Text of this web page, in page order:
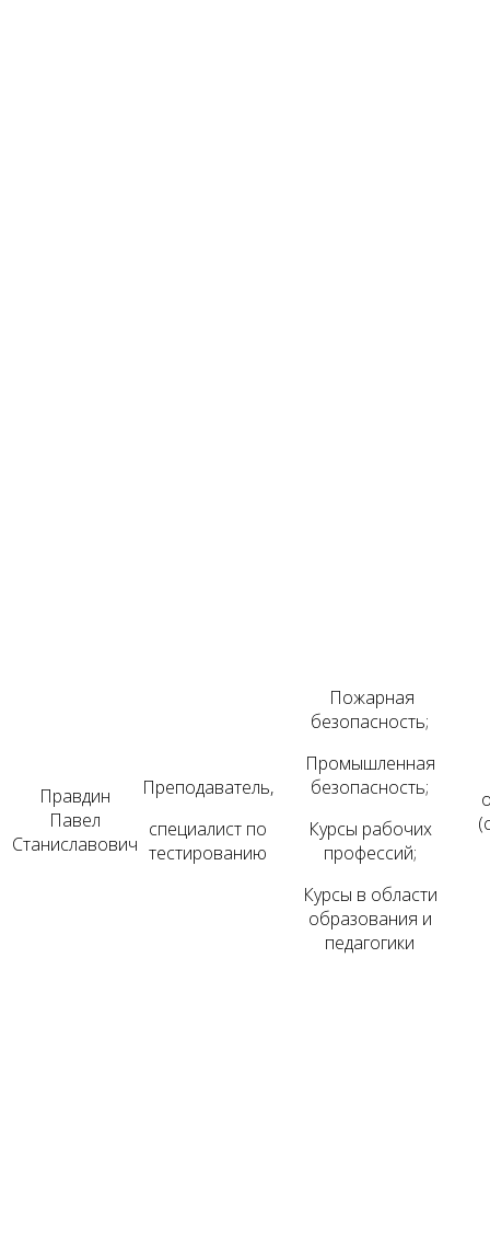
Правдин
Павел
Станиславович
Преподаватель,
специалист по
тестированию
Пожарная
безопасность;
Промышленная
безопасность;
Курсы рабочих
профессий;
Курсы в области
образования и
педагогики